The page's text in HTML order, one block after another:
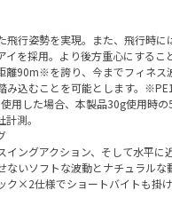
飛行姿勢を実現。また、飛行時に
イを採用。より後方重心にするこ
離90m※を誇り、今までフィネス
み込むことを可能とします。
用した場合、本製品30g使用時の
測。
イングアクション、そして水平に
ないソフトな波動とナチュラルな
ク×2仕様でショートバイトも掛